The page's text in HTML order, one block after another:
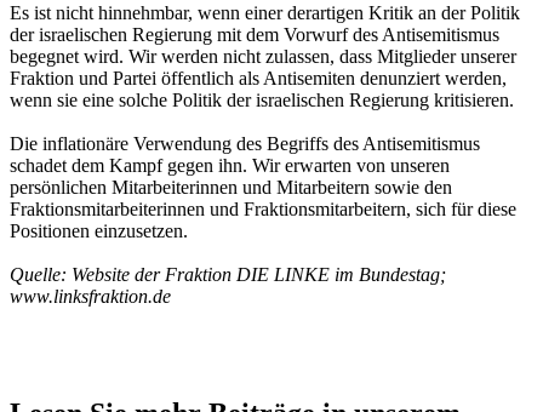
Es ist nicht hinnehmbar, wenn einer derartigen Kritik an der Politik
der israelischen Regierung mit dem Vorwurf des Antisemitismus
begegnet wird. Wir werden nicht zulassen, dass Mitglieder unserer
Fraktion und Partei öffentlich als Antisemiten denunziert werden,
wenn sie eine solche Politik der israelischen Regierung kritisieren.
Die inflationäre Verwendung des Begriffs des Antisemitismus
schadet dem Kampf gegen ihn. Wir erwarten von unseren
persönlichen Mitarbeiterinnen und Mitarbeitern sowie den
Fraktionsmitarbeiterinnen und Fraktionsmitarbeitern, sich für diese
Positionen einzusetzen.
Quelle: Website der Fraktion DIE LINKE im Bundestag;
www.linksfraktion.de